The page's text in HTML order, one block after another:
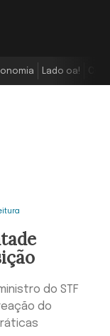
Lado oa!
do STF
do